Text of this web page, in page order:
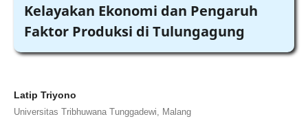
Kelayakan Ekonomi dan Pengaruh
Faktor Produksi di Tulungagung
Latip Triyono
Universitas Tribhuwana Tunggadewi, Malang